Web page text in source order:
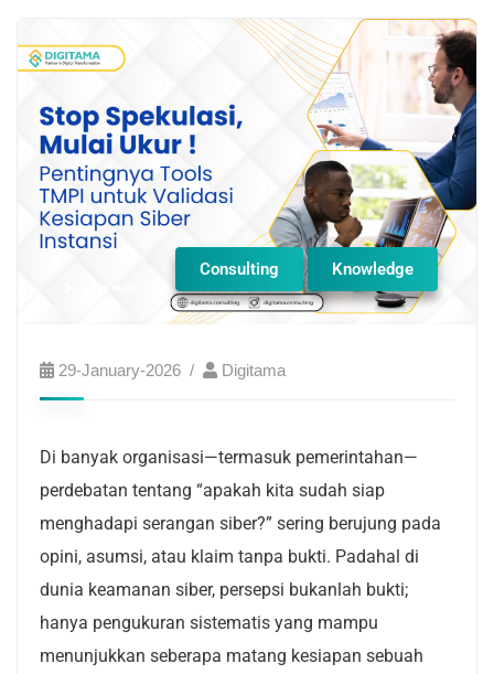
Consulting Knowledge
29-January-2026 Digitama
Di banyak organisasi—termasuk pemerintahan—
perdebatan tentang “apakah kita sudah siap
menghadapi serangan siber?” sering berujung pada
opini, asumsi, atau klaim tanpa bukti. Padahal di
dunia keamanan siber, persepsi bukanlah bukti;
hanya pengukuran sistematis yang mampu
menunjukkan seberapa matang kesiapan sebuah